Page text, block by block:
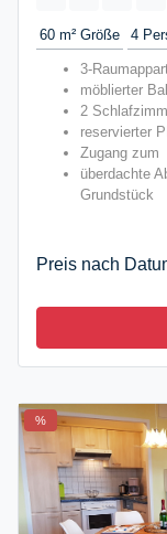
60 m² Größe 4
3-
möblierter
2
reservierter
Zugang zum
überdachte
Grundstück
Preis nach
%